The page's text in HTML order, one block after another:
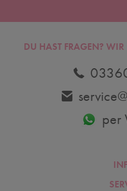
DU HAST FRAGEN? WIR
per